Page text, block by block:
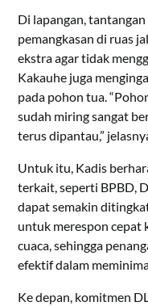
Di lapangan,
pemangkasan di ruas
ekstra agar tidak
Kakauhe juga
pada pohon tua.
sudah miring sangat
terus dipantau,”
Untuk itu, Kadis
terkait, seperti BPBD,
dapat semakin
untuk merespon cepat
cuaca, sehingga
efektif dalam
Ke depan, komitmen